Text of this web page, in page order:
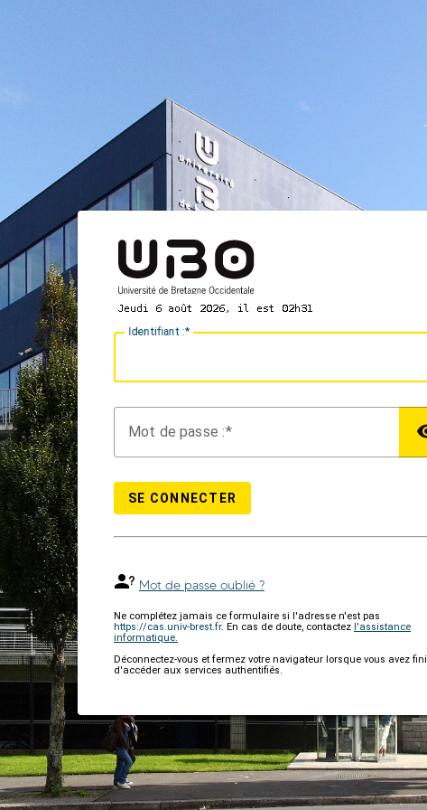
Identifiant :
Mot de passe :
SE CONNECTER
Mot de passe oublié ?
Ne complétez jamais ce formulaire si l'adresse n'est pas
https://cas.univ-brest.fr. En cas de doute, contactez l'assistance
informatique.
Déconnectez-vous et fermez votre navigateur lorsque vous avez fini
d'accéder aux services authentifiés.